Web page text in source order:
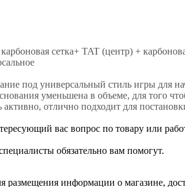
сетка+ TAT (центр) +
под универсальный стиль игры для
уменьшена в объеме, для того
активно, отлично подходит для
вас вопрос по товару или
обязательно вам помогут.
размещения информации о магазине,